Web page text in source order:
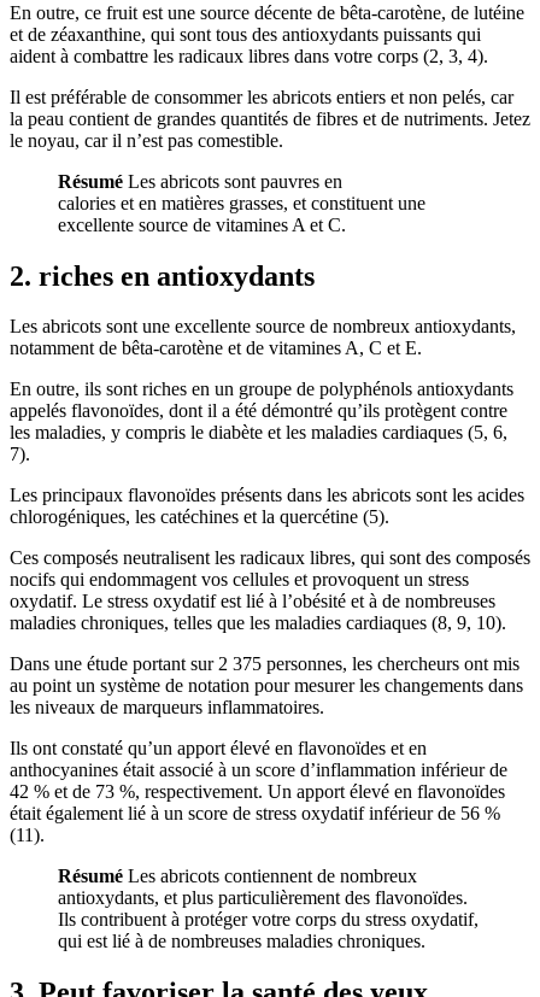
En outre, ce fruit est une source décente de bêta-carotène, de lutéine
et de zéaxanthine, qui sont tous des antioxydants puissants qui
aident à combattre les radicaux libres dans votre corps (2, 3, 4).
Il est préférable de consommer les abricots entiers et non pelés, car
la peau contient de grandes quantités de fibres et de nutriments. Jetez
le noyau, car il n’est pas comestible.
Résumé Les abricots sont pauvres en
calories et en matières grasses, et constituent une
excellente source de vitamines A et C.
2. riches en antioxydants
Les abricots sont une excellente source de nombreux antioxydants,
notamment de bêta-carotène et de vitamines A, C et E.
En outre, ils sont riches en un groupe de polyphénols antioxydants
appelés flavonoïdes, dont il a été démontré qu’ils protègent contre
les maladies, y compris le diabète et les maladies cardiaques (5, 6,
7).
Les principaux flavonoïdes présents dans les abricots sont les acides
chlorogéniques, les catéchines et la quercétine (5).
Ces composés neutralisent les radicaux libres, qui sont des composés
nocifs qui endommagent vos cellules et provoquent un stress
oxydatif. Le stress oxydatif est lié à l’obésité et à de nombreuses
maladies chroniques, telles que les maladies cardiaques (8, 9, 10).
Dans une étude portant sur 2 375 personnes, les chercheurs ont mis
au point un système de notation pour mesurer les changements dans
les niveaux de marqueurs inflammatoires.
Ils ont constaté qu’un apport élevé en flavonoïdes et en
anthocyanines était associé à un score d’inflammation inférieur de
42 % et de 73 %, respectivement. Un apport élevé en flavonoïdes
était également lié à un score de stress oxydatif inférieur de 56 %
(11).
Résumé Les abricots contiennent de nombreux
antioxydants, et plus particulièrement des flavonoïdes.
Ils contribuent à protéger votre corps du stress oxydatif,
qui est lié à de nombreuses maladies chroniques.